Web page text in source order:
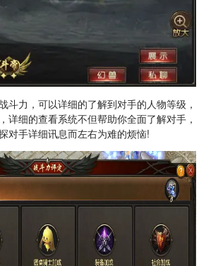
斗力，可以详细的了解到对手的人物等级，
详细的查看系统不但帮助你全面了解对手，
对手详细讯息而左右为难的烦恼!